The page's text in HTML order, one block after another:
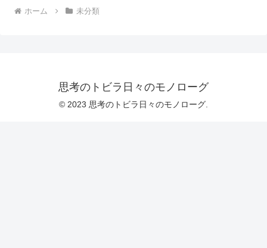
ホーム 未分類
思考のトビラ日々のモノローグ
© 2023 思考のトビラ日々のモノローグ.